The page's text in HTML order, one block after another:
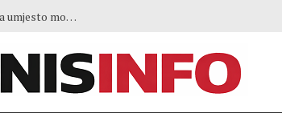
Gosti iz regiona okupirali Jahorinu, mnogi zbog popusta umjesto mora izabrali planinu